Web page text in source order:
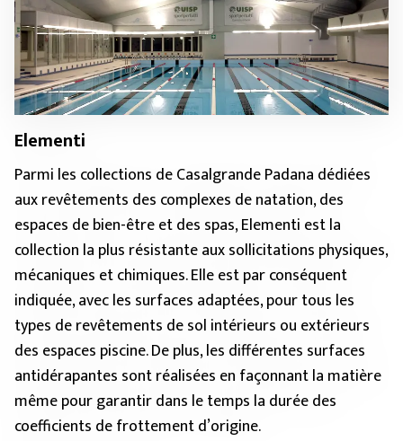
Elementi
Parmi les collections de Casalgrande Padana dédiées
aux revêtements des complexes de natation, des
espaces de bien-être et des spas, Elementi est la
collection la plus résistante aux sollicitations physiques,
mécaniques et chimiques. Elle est par conséquent
indiquée, avec les surfaces adaptées, pour tous les
types de revêtements de sol intérieurs ou extérieurs
des espaces piscine. De plus, les différentes surfaces
antidérapantes sont réalisées en façonnant la matière
même pour garantir dans le temps la durée des
coefficients de frottement d’origine.